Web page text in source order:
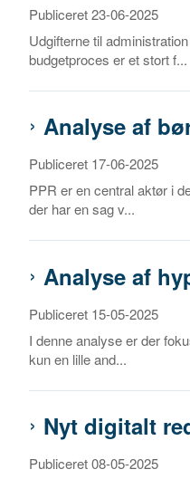
Publiceret 23-06-2025
Udgifterne til
budgetproces er et stort f...
Analyse af
Publiceret 17-06-2025
PPR er en central aktør i
der har en sag v...
Analyse af
Publiceret 15-05-2025
I denne analyse er der
kun en lille and...
Nyt digitalt
Publiceret 08-05-2025